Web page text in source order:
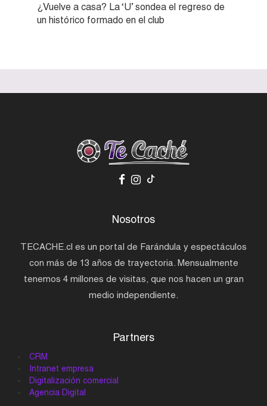
¿Vuelve a casa? La ‘U’ sondea el regreso de
un histórico formado en el club
Nosotros
TECACHE.cl es un portal de Farándula y espectáculos
con más de 13 años de trayectoria. Mensualmente
tenemos 4 millones de visitas, que nos hacen un gran
medio independiente.
Partners
CRM
Intranet empresa
Digitalización comercial
Agencia Digital